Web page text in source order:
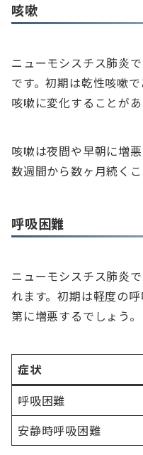
咳嗽
ニューモシスチス肺炎
です。初期は乾性咳嗽
咳嗽に変化することがあ
咳嗽は夜間や早朝に増
数週間から数ヶ月続くこ
呼吸困難
ニューモシスチス肺炎
れます。初期は軽度の
第に増悪するでしょう。
症状
呼吸困難
安静時呼吸困難